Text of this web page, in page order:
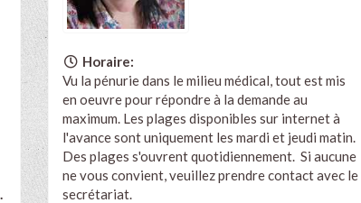
Horaire:
Vu la pénurie dans le milieu médical, tout est mis
en oeuvre pour répondre à la demande au
maximum. Les plages disponibles sur internet à
l'avance sont uniquement les mardi et jeudi matin.
Des plages s'ouvrent quotidiennement. Si aucune
ne vous convient, veuillez prendre contact avec le
secrétariat.